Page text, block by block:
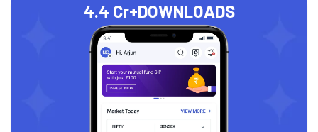
4.4 Cr+DOWNLOADS